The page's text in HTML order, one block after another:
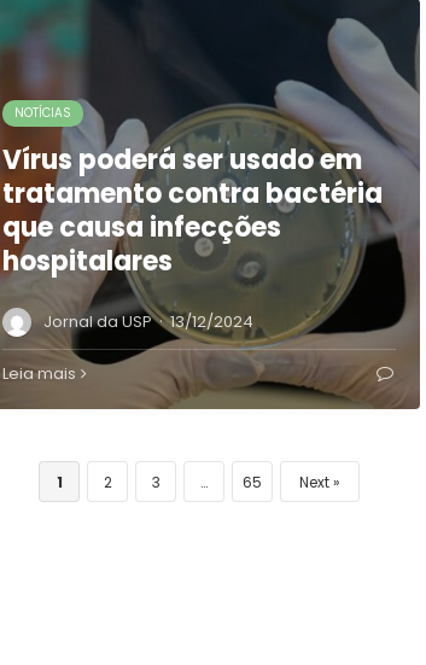
NOTÍCIAS
Vírus poderá ser usado em
tratamento contra bactéria
que causa infecções
hospitalares
Jornal da USP · 13/12/2024
Leia mais
1 2 3 … 65 Next